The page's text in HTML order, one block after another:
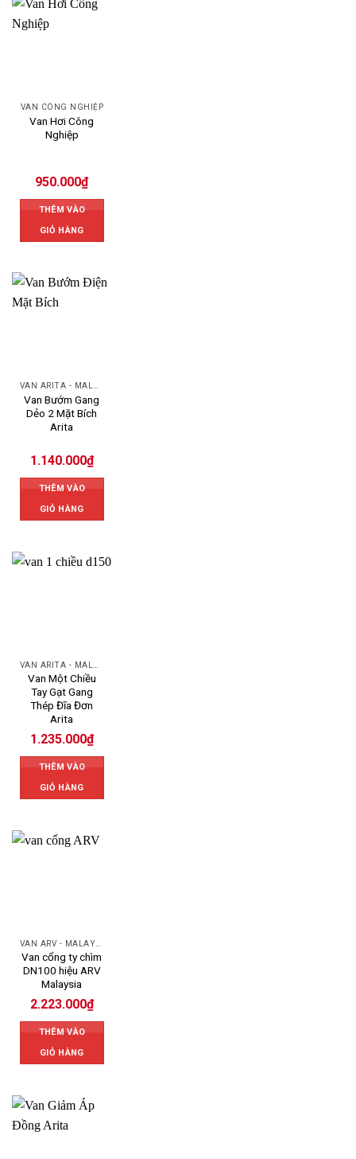
VAN CÔNG NGHIỆP
Van Hơi Công
Nghiệp
950.000₫
THÊM VÀO
GIỎ HÀNG
VAN ARITA - MALAYSIA
Van Bướm Gang
Dẻo 2 Mặt Bích
Arita
1.140.000₫
THÊM VÀO
GIỎ HÀNG
Van Một Chiều
Tay Gạt Gang
Thép Đĩa Đơn
Arita
1.235.000₫
THÊM VÀO
GIỎ HÀNG
Van cổng ty chìm
DN100 hiệu ARV
Malaysia
2.223.000₫
THÊM VÀO
GIỎ HÀNG